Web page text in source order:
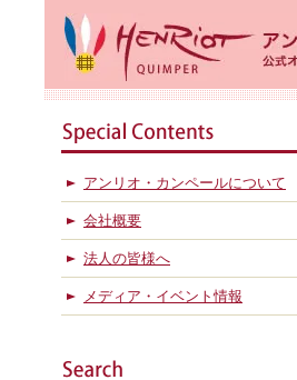
アンリオ・カンペールについて
会社概要
法人の皆様へ
メディア・イベント情報